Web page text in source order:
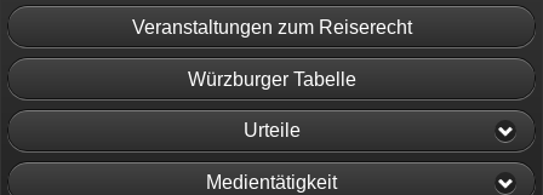
Veranstaltungen zum Reiserecht
Würzburger Tabelle
Urteile
Medientätigkeit